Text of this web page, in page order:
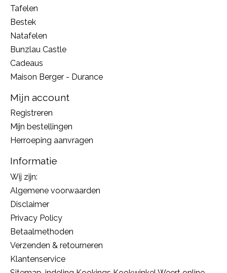
Tafelen
Bestek
Natafelen
Bunzlau Castle
Cadeaus
Maison Berger - Durance
Mijn account
Registreren
Mijn bestellingen
Herroeping aanvragen
Informatie
Wij zijn:
Algemene voorwaarden
Disclaimer
Privacy Policy
Betaalmethoden
Verzenden & retourneren
Klantenservice